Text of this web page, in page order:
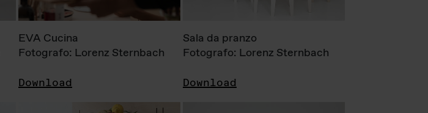
EVA Cucina
Fotografo: Lorenz Sternbach
Download
Sala da pranzo
Fotografo: Lorenz Sternbach
Download